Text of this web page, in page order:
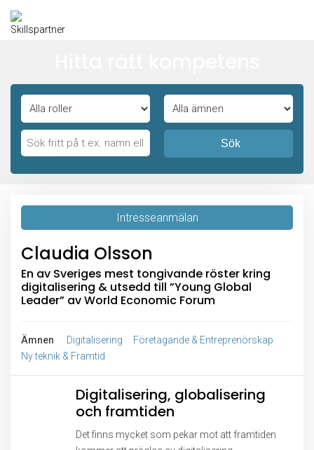
Sök
Intresseanmälan
Claudia Olsson
En av Sveriges mest tongivande röster kring
digitalisering & utsedd till ”Young Global
Leader” av World Economic Forum
Ämnen Digitalisering
Företagande & Entreprenörskap
Ny teknik & Framtid
Digitalisering, globalisering
och framtiden
Det finns mycket som pekar mot att framtiden